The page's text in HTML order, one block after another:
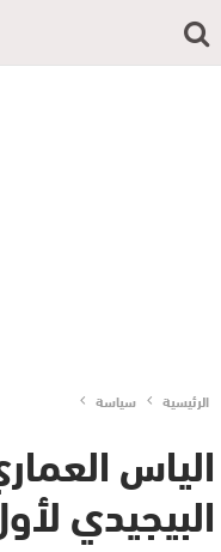
الرئيسية سياسة
الياس
البيجيدي